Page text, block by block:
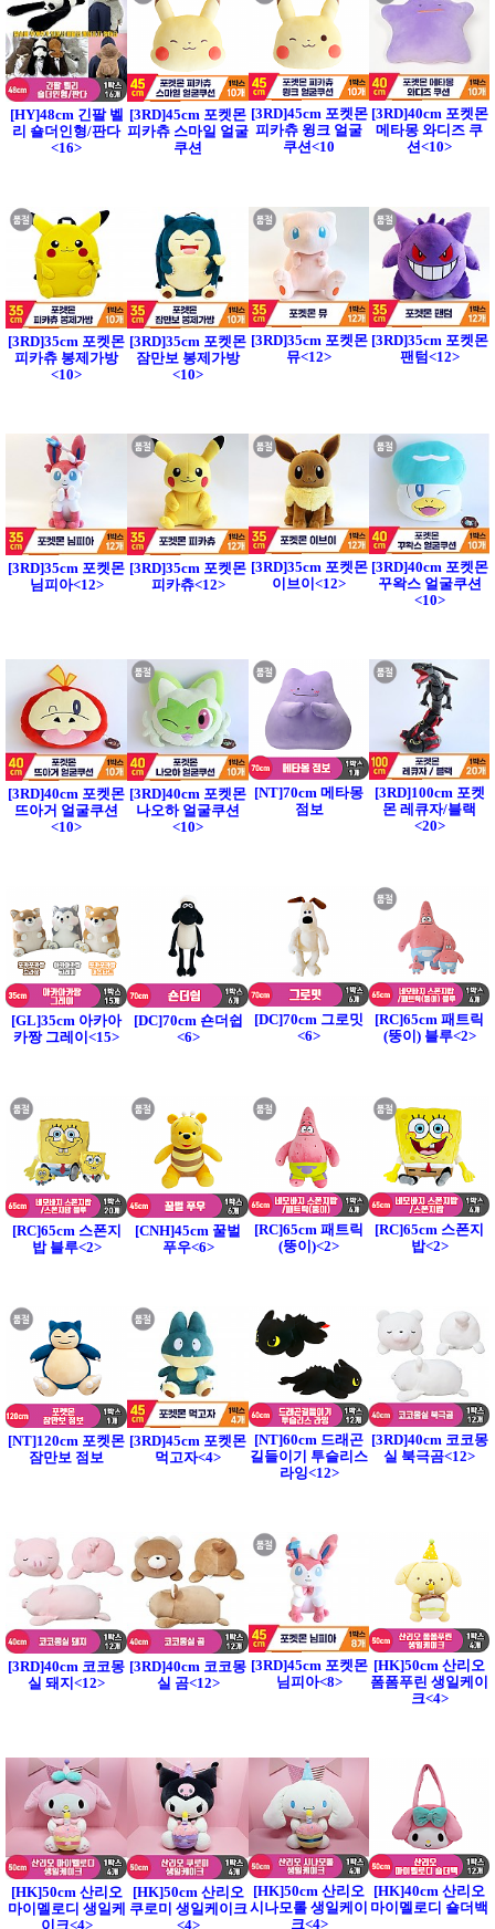
[HY]48cm 긴팔 벨
리 숄더인형/판다
<16>
[3RD]45cm 포켓몬
피카츄 스마일 얼굴
쿠션
[3RD]45cm 포켓몬
피카츄 윙크 얼굴
쿠션<10
[3RD]40cm 포켓몬
메타몽 와디즈 쿠
션<10>
[3RD]35cm 포켓몬
피카츄 봉제가방
<10>
[3RD]35cm 포켓몬
잠만보 봉제가방
<10>
[3RD]35cm 포켓몬
뮤<12>
[3RD]35cm 포켓몬
팬텀<12>
[3RD]35cm 포켓몬
님피아<12>
[3RD]35cm 포켓몬
피카츄<12>
[3RD]35cm 포켓몬
이브이<12>
[3RD]40cm 포켓몬
꾸왁스 얼굴쿠션
<10>
[3RD]40cm 포켓몬
뜨아거 얼굴쿠션
<10>
[3RD]40cm 포켓몬
나오하 얼굴쿠션
<10>
[NT]70cm 메타몽
점보
[3RD]100cm 포켓
몬 레큐자/블랙
<20>
[GL]35cm 아카아
카짱 그레이<15>
[DC]70cm 숀더쉽
<6>
[DC]70cm 그로밋
<6>
[RC]65cm 패트릭
(뚱이) 블루<2>
[RC]65cm 스폰지
밥 블루<2>
[CNH]45cm 꿀벌
푸우<6>
[RC]65cm 패트릭
(뚱이)<2>
[RC]65cm 스폰지
밥<2>
[NT]120cm 포켓몬
잠만보 점보
[3RD]45cm 포켓몬
먹고자<4>
[NT]60cm 드래곤
길들이기 투슬리스
라잉<12>
[3RD]40cm 코코몽
실 북극곰<12>
[3RD]40cm 코코몽
실 돼지<12>
[3RD]40cm 코코몽
실 곰<12>
[3RD]45cm 포켓몬
님피아<8>
[HK]50cm 산리오
폼폼푸린 생일케이
크<4>
[HK]50cm 산리오
마이멜로디 생일케
이크<4>
[HK]50cm 산리오
쿠로미 생일케이크
<4>
[HK]50cm 산리오
시나모롤 생일케이
크<4>
[HK]40cm 산리오
마이멜로디 숄더백